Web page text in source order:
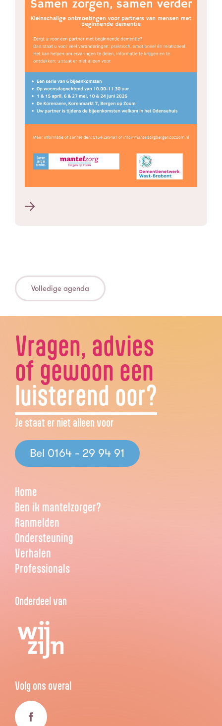
Volledige agenda
Vragen, advies
of gewoon een
luisterend oor?
Je staat er niet alleen voor
Bel 0164 - 29 94 91
Home
Ben ik mantelzorger?
Aanmelden
Ondersteuning
Verhalen
Professionals
Onderdeel van
Volg ons overal